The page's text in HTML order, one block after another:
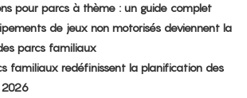
pour parcs à thème : un guide complet
de jeux non motorisés deviennent la
parcs familiaux
familiaux redéfinissent la planification des